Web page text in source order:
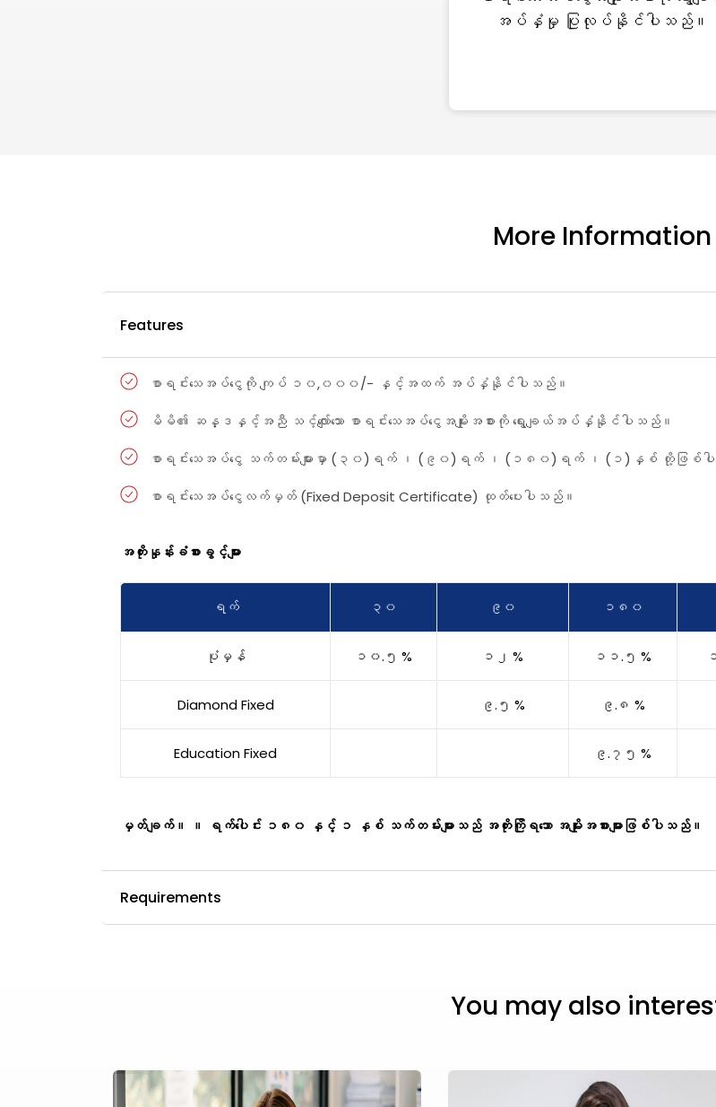
အပ်နှံမှု ပြုလုပ်နိုင်ပါသည်။
More Information
Features
စာရင်းသေအပ်ငွေကို ကျပ် ၁၀,၀၀၀/- နှင့်အထက် အပ်နှံနိုင်ပါသည်။
မိမိ၏ ဆန္ဒနှင့်အညီ သင့်လျော်သော စာရင်းသေအပ်ငွေအမျိုးအစားကို ရွေးချယ်အပ်နှံနိုင်ပါသည်။
စာရင်းသေအပ်ငွေ သက်တမ်းများမှာ (၃၀)ရက် ၊ (၉၀)ရက် ၊ (၁၈၀)ရက် ၊ (၁)နှစ် တို့ဖြစ်ပ
စာရင်းသေအပ်ငွေလက်မှတ် (Fixed Deposit Certificate) ထုတ်ပေးပါသည်။
အတိုးနှုန်းခံစားခွင့်များ
ရက် ၃၀ ၉၀ ၁၈၀
ပုံမှန် ၁၀.၅ % ၁၂ % ၁၁.၅ %
Diamond Fixed ၉.၅ % ၉.၈ %
Education Fixed ၉.၇၅ %
မှတ်ချက်။ ။ ရက်ပေါင်း ၁၈၀ နှင့် ၁ နှစ် သက်တမ်းများသည် အတိုးကြိုရသော အမျိုးအစားများဖြစ်ပါသည်။
Requirements
You may also